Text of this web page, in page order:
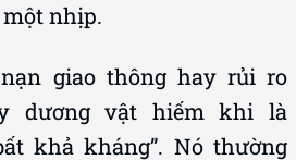
nhịp.
giao thông hay rủi ro
dương vật hiếm khi là
khả kháng”. Nó thường